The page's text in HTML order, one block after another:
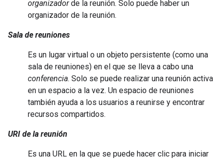
organizadorde la reunión. Solo puede haber un
organizador de la reunión.
Sala de reuniones
Es un lugar virtual o un objeto persistente (como una
sala de reuniones) en el que se lleva a cabo una
conferencia. Solo se puede realizar una reunión activa
en un espacio a la vez. Un espacio de reuniones
también ayuda a los usuarios a reunirse y encontrar
recursos compartidos.
URI de la reunión
Es una URL en la que se puede hacer clic para iniciar